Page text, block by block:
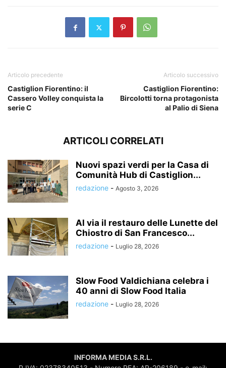
Articolo precedente
Castiglion Fiorentino: il
Cassero Volley conquista la
serie C
Articolo successivo
Castiglion Fiorentino:
Bircolotti torna protagonista
al Palio di Siena
ARTICOLI CORRELATI
Nuovi spazi verdi per la Casa di
Comunità Hub di Castiglion...
redazione - Agosto 3, 2026
Al via il restauro delle Lunette del
Chiostro di San Francesco...
redazione - Luglio 28, 2026
Slow Food Valdichiana celebra i
40 anni di Slow Food Italia
redazione - Luglio 28, 2026
INFORMA MEDIA S.R.L.